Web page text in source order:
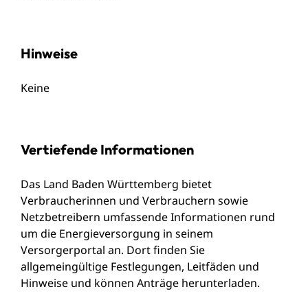
Hinweise
Keine
Vertiefende Informationen
Das Land Baden Württemberg bietet
Verbraucherinnen und Verbrauchern sowie
Netzbetreibern umfassende Informationen rund
um die Energieversorgung in seinem
Versorgerportal an. Dort finden Sie
allgemeingültige Festlegungen, Leitfäden und
Hinweise und können Anträge herunterladen.